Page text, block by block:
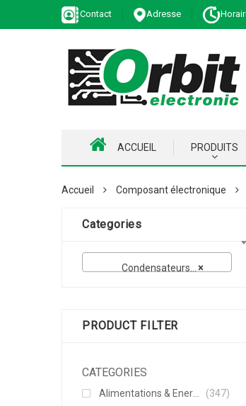
Contact Adresse
ACCUEIL PRODUITS
Accueil Composant électronique
Categories
×
Condensateurs Tantales
PRODUCT FILTER
CATEGORIES
Alimentations & Energie (347)